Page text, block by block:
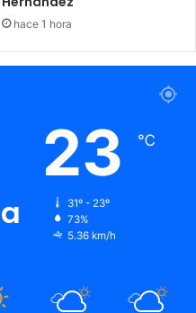
hace 1 hora
23 ℃
31º - 23º
73%
5.36 km/h